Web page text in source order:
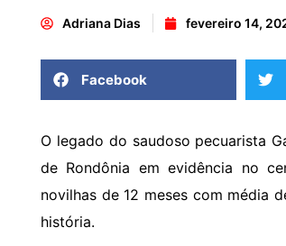
Adriana Dias fevereiro 14,
Facebook
O legado do saudoso pecuarista
de Rondônia em evidência no
novilhas de 12 meses com média
história.